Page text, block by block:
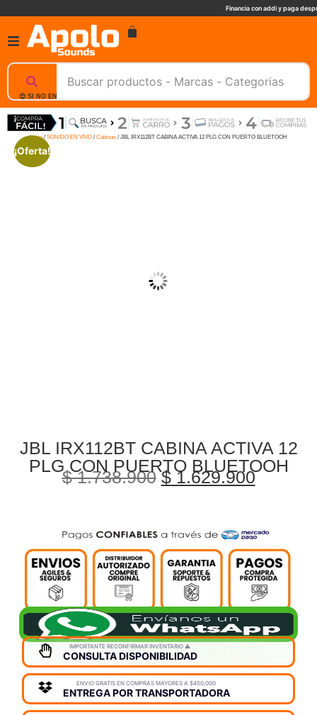
Financia con addi y paga
😊 SI NO ENCUENTRAS UN PRODUCTO, NOSOTROS TE AYUDAMOS, ESCRIBENOS. 📲
Inicio/ SONIDO EN VIVO / Cabinas / JBL IRX112BT CABINA ACTIVA 12 PLG CON PUERTO BLUETOOH
¡Oferta!
JBL IRX112BT CABINA ACTIVA 12
PLG CON PUERTO BLUETOOH
$1.738.900 $1.629.900
IMPORTANTE RECONFIRMAR INVENTARIO ⚠️
CONSULTA DISPONIBILIDAD
ENVIO GRATIS EN COMPRAS MAYORES A $450,000
ENTREGA POR TRANSPORTADORA